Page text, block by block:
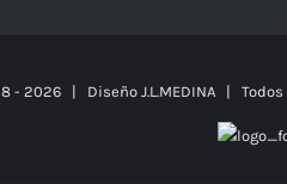
- 2026 | Diseño J.L.MEDINA| Todos